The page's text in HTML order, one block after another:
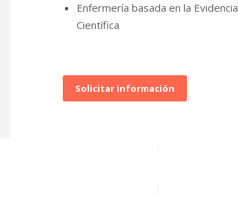
Enfermería basada en la Evidencia
Científica
Solicitar información